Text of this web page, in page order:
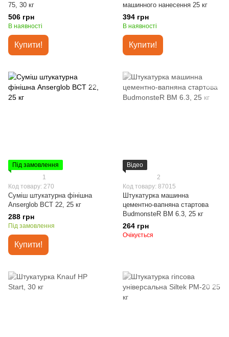
75, 30 кг
506 грн
В наявності
Купити!
машинного нанесення 25 кг
394 грн
В наявності
Купити!
Під замовлення
1
Код товару: 270
Суміш штукатурна фінішна
Anserglob BCT 22, 25 кг
288 грн
Під замовлення
Купити!
Відео
2
Код товару: 87015
Штукатурка машинна
цементно-вапняна стартова
BudmonsteR BM 6.3, 25 кг
264 грн
Очікується